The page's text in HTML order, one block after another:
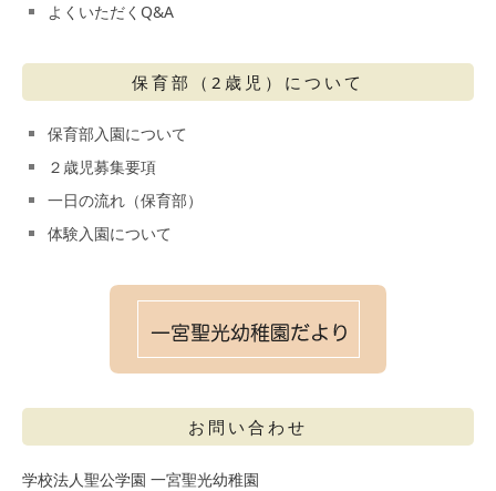
よくいただくQ&A
保育部（2歳児）について
保育部入園について
２歳児募集要項
一日の流れ（保育部）
体験入園について
お問い合わせ
学校法人聖公学園 一宮聖光幼稚園